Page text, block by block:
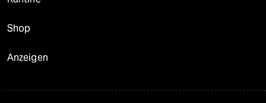
Shop
Anzeigen